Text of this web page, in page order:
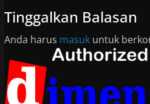
Tinggalkan Balasan
Anda harus masukuntuk